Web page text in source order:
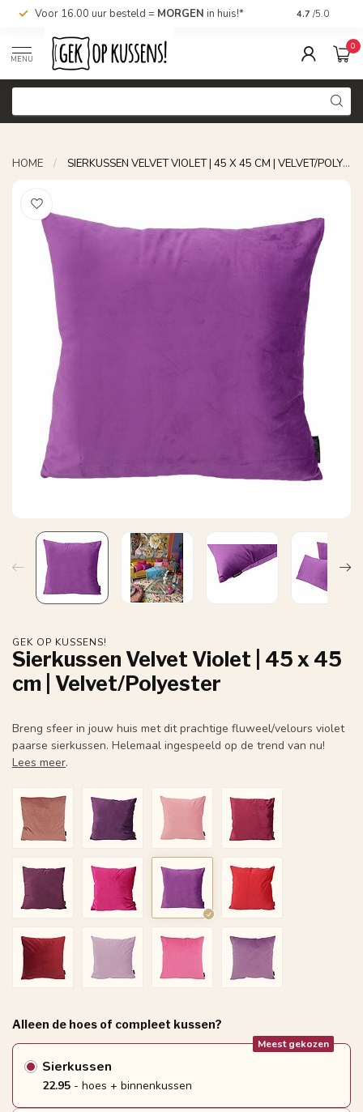
Nu bestellen,LATERbetalen 4.7 /5.0
MENU
0
HOME / SIERKUSSEN VELVET VIOLET | 45 X 45 CM | VELVET/POLYESTER
GEK OP KUSSENS!
Sierkussen Velvet Violet | 45 x 45
cm | Velvet/Polyester
Breng sfeer in jouw huis met dit prachtige fluweel/velours violet
paarse sierkussen. Helemaal ingespeeld op de trend van nu!
Lees meer.
Alleen de hoes of compleet kussen?
Sierkussen
Meest gekozen
22.95 - hoes + binnenkussen